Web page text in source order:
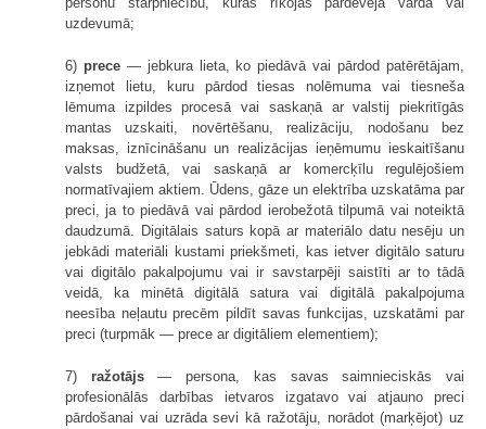
uzdevumā;
6) prece— jebkura lieta, ko piedāvā vai pārdod patērētājam,
izņemot lietu, kuru pārdod tiesas nolēmuma vai tiesneša
lēmuma izpildes procesā vai saskaņā ar valstij piekritīgās
mantas uzskaiti, novērtēšanu, realizāciju, nodošanu bez
maksas, iznīcināšanu un realizācijas ieņēmumu ieskaitīšanu
valsts budžetā, vai saskaņā ar komercķīlu regulējošiem
normatīvajiem aktiem. Ūdens, gāze un elektrība uzskatāma par
preci, ja to piedāvā vai pārdod ierobežotā tilpumā vai noteiktā
daudzumā. Digitālais saturs kopā ar materiālo datu nesēju un
jebkādi materiāli kustami priekšmeti, kas ietver digitālo saturu
vai digitālo pakalpojumu vai ir savstarpēji saistīti ar to tādā
veidā, ka minētā digitālā satura vai digitālā pakalpojuma
neesība neļautu precēm pildīt savas funkcijas, uzskatāmi par
preci (turpmāk — prece ar digitāliem elementiem);
7) ražotājs— persona, kas savas saimnieciskās vai
profesionālās darbības ietvaros izgatavo vai atjauno preci
pārdošanai vai uzrāda sevi kā ražotāju, norādot (marķējot) uz